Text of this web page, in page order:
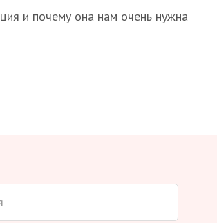
и почему она нам очень нужна